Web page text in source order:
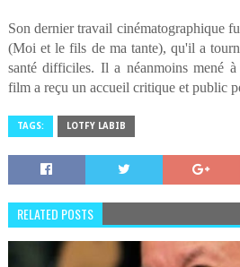
Son dernier travail cinématographique
(Moi et le fils de ma tante), qu'il a
santé difficiles. Il a néanmoins mené
film a reçu un accueil critique et public
TAGS: LOTFY LABIB
RELATED POSTS